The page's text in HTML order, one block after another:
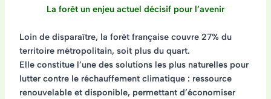
La forêt un enjeu actuel décisif pour l’avenir
Loin de disparaître, la forêt française couvre 27% du
territoire métropolitain, soit plus du quart.
Elle constitue l’une des solutions les plus naturelles pour
lutter contre le réchauffement climatique : ressource
renouvelable et disponible, permettant d’économiser